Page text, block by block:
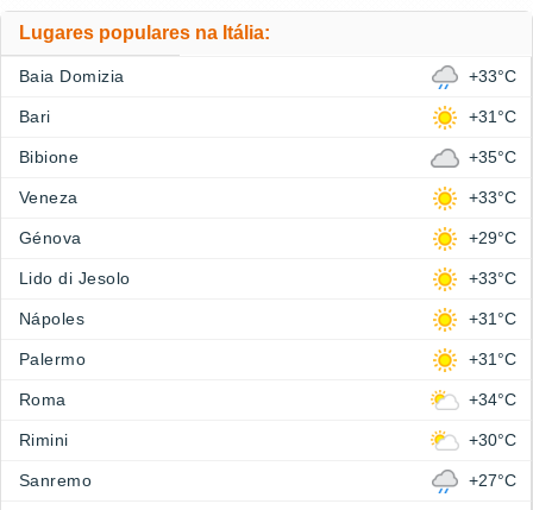
Lugares populares na Itália:
Baia Domizia +33°C
Bari +31°C
Bibione +35°C
Veneza +33°C
Génova +29°C
Lido di Jesolo +33°C
Nápoles +31°C
Palermo +31°C
Roma +34°C
Rimini +30°C
Sanremo +27°C